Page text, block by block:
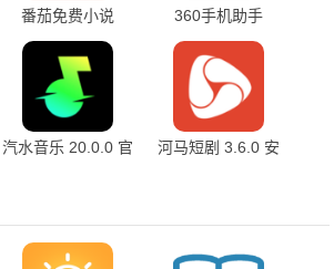
番茄免费小说
7.2.7.32 安卓版
360手机助手
10.2.2 官方版
汽水音乐 20.0.0 官
河马短剧 3.6.0 安